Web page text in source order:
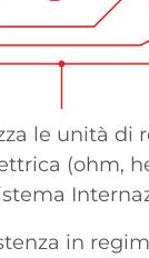
le unità di
(ohm,
in